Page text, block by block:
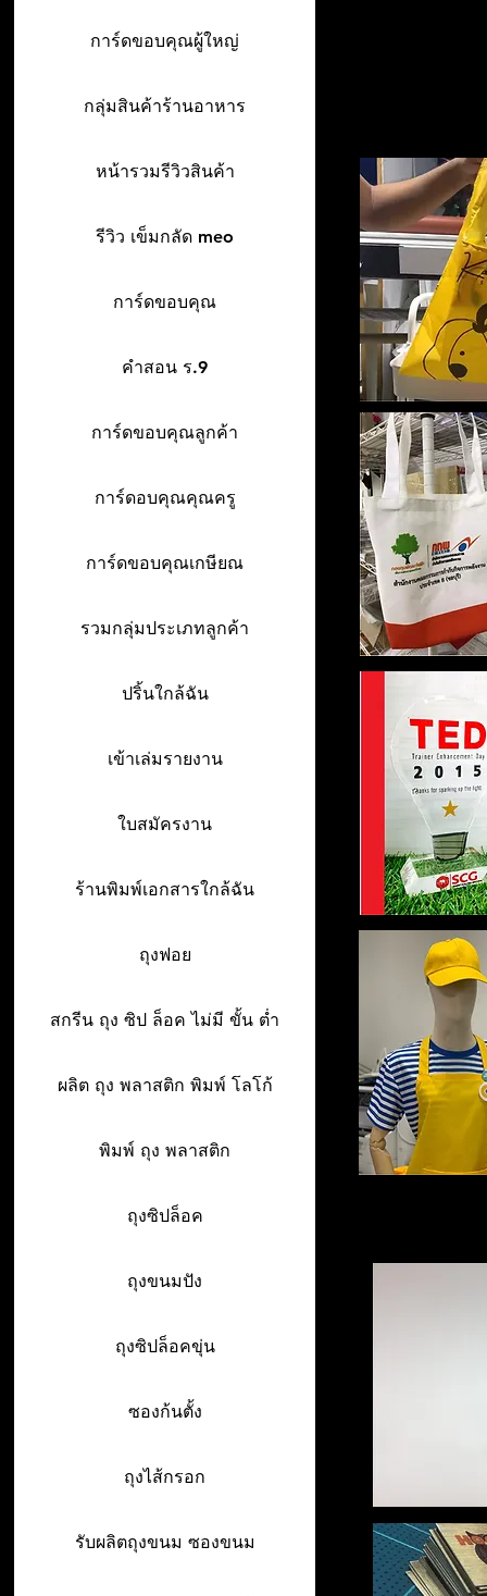
การ์ดขอบคุณผู้ใหญ่
กลุ่มสินค้าร้านอาหาร
หน้ารวมรีวิวสินค้า
รีวิว เข็มกลัด meo
การ์ดขอบคุณ
คำสอน ร.9
การ์ดขอบคุณลูกค้า
การ์ดอบคุณคุณครู
การ์ดขอบคุณเกษียณ
รวมกลุ่มประเภทลูกค้า
ปริ้นใกล้ฉัน
เข้าเล่มรายงาน
ใบสมัครงาน
ร้านพิมพ์เอกสารใกล้ฉัน
ถุงฟอย
สกรีน ถุง ซิป ล็อค ไม่มี ขั้น ต่ำ
ผลิต ถุง พลาสติก พิมพ์ โลโก้
พิมพ์ ถุง พลาสติก
ถุงซิปล็อค
ถุงขนมปัง
ถุงซิปล็อคขุ่น
ซองก้นตั้ง
ถุงไส้กรอก
รับผลิตถุงขนม ซองขนม